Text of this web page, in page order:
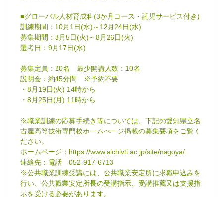
■グローバル人材育成科(3か月コース・託児サービス付き)
訓練期間：10月1日(水)～12月24日(水)
募集期間：8月5日(火)～8月26日(火)
選考日：9月17日(水)
募集定員：20名 最少開講人数：10名
説明会：約45分間 ※予約不要
・8月19日(火) 14時から
・8月25日(月) 11時から
※職業訓練の応募手続き等については、下記の愛知県立名
古屋高等技術専門校ホームぺージ掲載の募集要項をご覧く
ださい。
ホームページ：https://www.aichivti.ac.jp/site/nagoya/
連絡先：電話 052-917-6713
※公共職業訓練受講には、公共職業安定所に求職申込みを
行い、公共職業安定所長の受講指示、受講推薦又は支援指
示を受ける必要があります。